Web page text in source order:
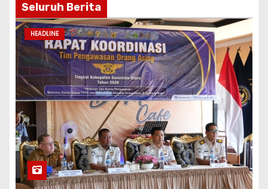
Seluruh Berita
HEADLINE